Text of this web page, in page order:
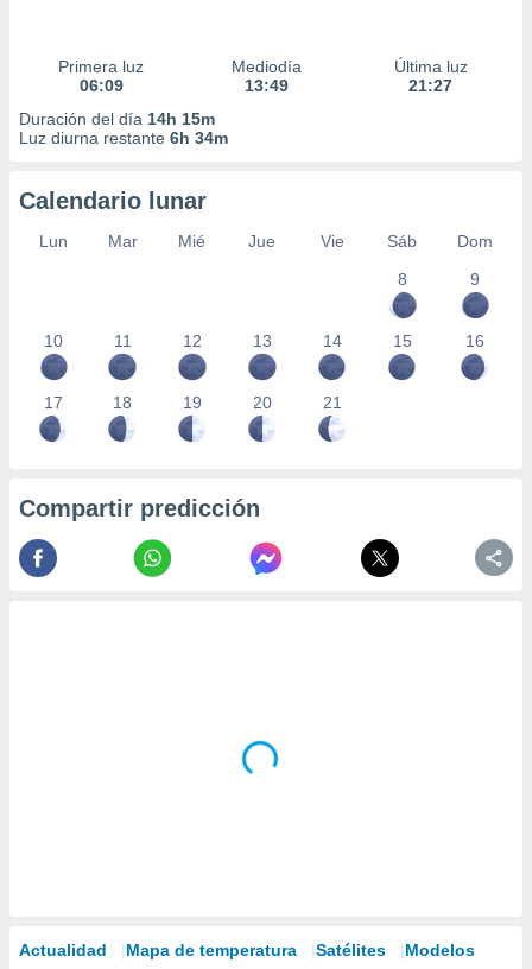
Primera luz
06:09
Mediodía
13:49
Última luz
21:27
Duración del día 14h 15m
Luz diurna restante 6h 34m
Calendario lunar
Lun Mar Mié Jue Vie Sáb
Dom
8
9
10 11 12 13 14 15 16
17 18 19 20 21
Compartir predicción
Actualidad Mapa de temperatura Satélites Modelos